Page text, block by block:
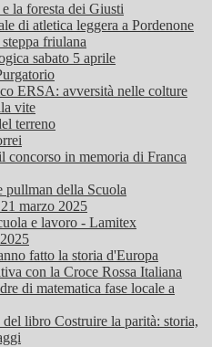
la foresta dei Giusti
di atletica leggera a Pordenone
friulana
sabato 5 aprile
ERSA: avversità nelle colture
vite
terreno
concorso in memoria di Franca
pullman della Scuola
marzo 2025
e lavoro - Lamitex
fatto la storia d'Europa
con la Croce Rossa Italiana
di matematica fase locale a
del libro Costruire la parità: storia,